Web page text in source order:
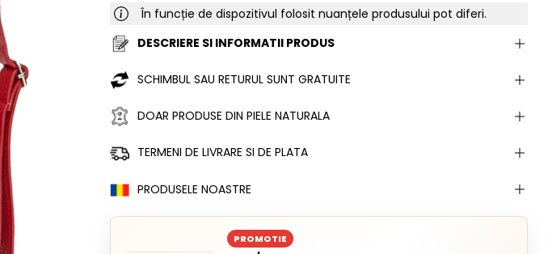
În funcție de dispozitivul folosit nuanțele produsului pot diferi.
DESCRIERE SI INFORMATII PRODUS
SCHIMBUL SAU RETURUL SUNT GRATUITE
DOAR PRODUSE DIN PIELE NATURALA
TERMENI DE LIVRARE SI DE PLATA
PRODUSELE NOASTRE
PROMOTIE